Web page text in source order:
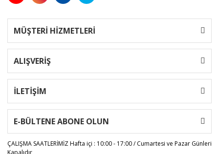
MÜŞTERİ HİZMETLERİ
ALIŞVERİŞ
İLETİŞİM
E-BÜLTENE ABONE OLUN
ÇALIŞMA SAATLERİMİZHafta içi : 10:00 - 17:00 / Cumartesi ve Pazar Günleri
Kapalıdır